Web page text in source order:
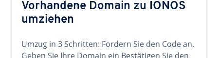
Vorhandene Domain zu IONOS
umziehen
Umzug in 3 Schritten: Fordern Sie den Code an.
Geben Sie Ihre Domain ein Bestätigen Sie den